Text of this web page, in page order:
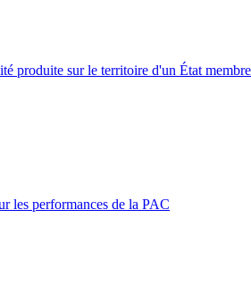
produite sur le territoire d'un État
les performances de la PAC